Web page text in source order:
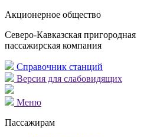
Акционерное общество
Северо-Кавказская пригородная
пассажирская компания
Справочник станций
Версия для слабовидящих
Меню
Пассажирам